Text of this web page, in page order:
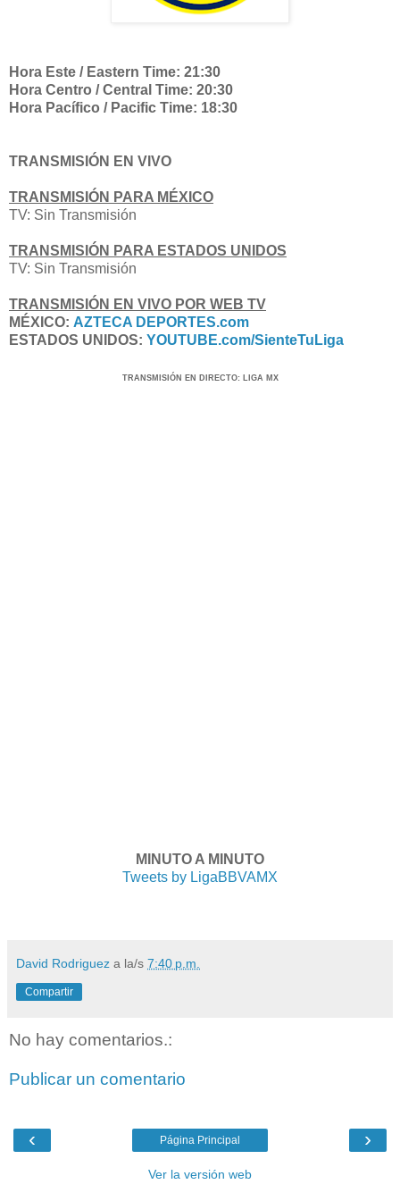
Hora Este / Eastern Time: 21:30
Hora Centro / Central Time: 20:30
Hora Pacífico / Pacific Time: 18:30
TRANSMISIÓN EN VIVO
TRANSMISIÓN PARA MÉXICO
TV: Sin Transmisión
TRANSMISIÓN PARA ESTADOS UNIDOS
TV: Sin Transmisión
TRANSMISIÓN EN VIVO POR WEB TV
MÉXICO: AZTECA DEPORTES.com
ESTADOS UNIDOS: YOUTUBE.com/SienteTuLiga
TRANSMISIÓN EN DI RECTO: LIGA MX
MINUTO A MINUTO
Tweets by LigaBBVAMX
David Rodriguez a la/s 7:40 p.m.
Compartir
No hay comentarios.:
Publicar un comentario
‹ ›
Página Principal
Ver la versión web